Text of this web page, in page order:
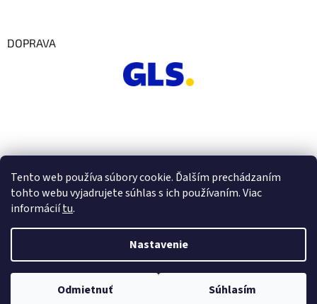
Tento web používa súbory cookie. Ďalším prechádzaním
tohto webu vyjadrujete súhlas s ich používaním. Viac
informáciítu.
Nastavenie
Odmietnuť Súhlasím
DOPRAVA
Vytvoril Shoptet
Copyright 2026Euro Office . Všetky práva vyhradené.